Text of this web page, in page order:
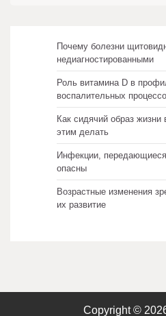
Почему болезни
недиагностированными
Роль витамина D в
воспалительных
Как сидячий образ
этим делать
Инфекции,
опасны
Возрастные изменения
их развитие
Copyright ©